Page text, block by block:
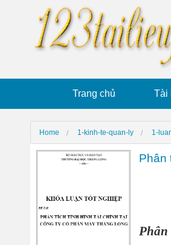
Trang chủ Tài
Home 1-kinh-te-quan-ly 1-
Phân